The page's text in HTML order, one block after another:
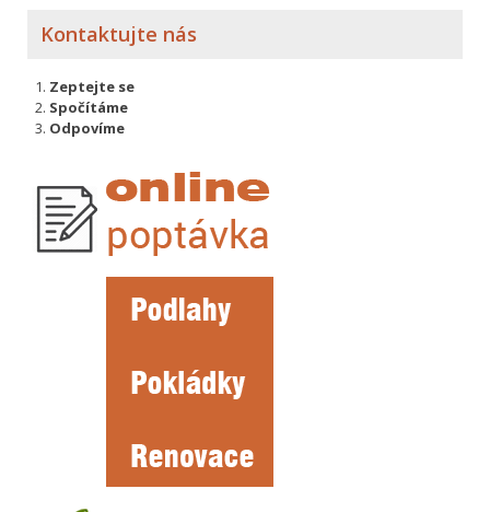
Kontaktujte nás
Zeptejte se
Spočítáme
Odpovíme